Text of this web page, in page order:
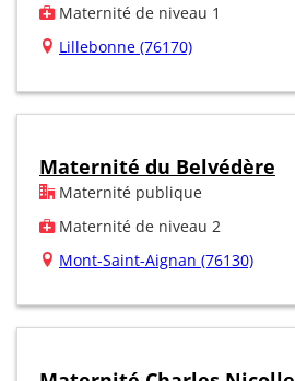
Maternité de niveau 1
Lillebonne (76170)
Maternité du Belvédère
Maternité publique
Maternité de niveau 2
Mont-Saint-Aignan (76130)